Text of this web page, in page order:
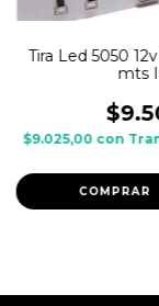
Tira Led 5050
mts
$9.025,00 con